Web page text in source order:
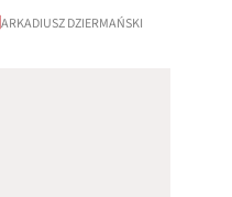
ARKADIUSZ DZIERMAŃSKI